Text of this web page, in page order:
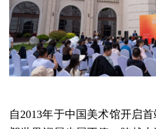
自2013年于中国美术馆开启